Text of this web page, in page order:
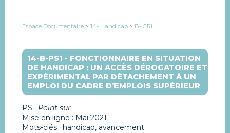
Espace Documentaire > 14- Handicap > B- GRH
14-B-PS1 - FONCTIONNAIRE EN SITUATION
DE HANDICAP : UN ACCÈS DÉROGATOIRE ET
EXPÉRIMENTAL PAR DÉTACHEMENT À UN
EMPLOI DU CADRE D’EMPLOIS SUPÉRIEUR
PS : Point sur
Mise en ligne : Mai 2021
Mots-clés : handicap, avancement